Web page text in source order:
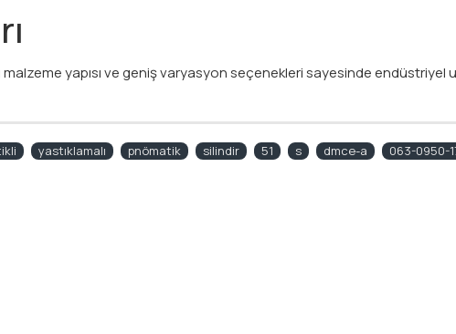
malzeme yapısı ve geniş varyasyon seçenekleri sayesinde
yastıklamalı pnömatik silindir 51 s dmce-a 063-0950-